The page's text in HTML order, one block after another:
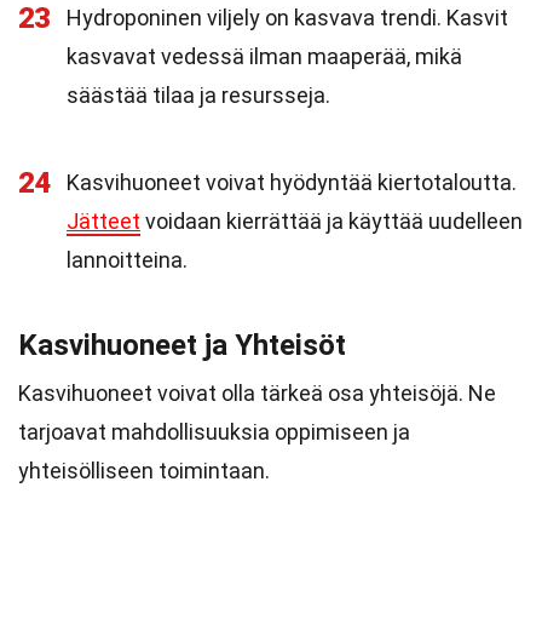
23
Hydroponinen viljely on kasvava trendi. Kasvit
kasvavat vedessä ilman maaperää, mikä
säästää tilaa ja resursseja.
24
Kasvihuoneet voivat hyödyntää kiertotaloutta.
Jätteet voidaan kierrättää ja käyttää uudelleen
lannoitteina.
Kasvihuoneet ja Yhteisöt
Kasvihuoneet voivat olla tärkeä osa yhteisöjä. Ne
tarjoavat mahdollisuuksia oppimiseen ja
yhteisölliseen toimintaan.